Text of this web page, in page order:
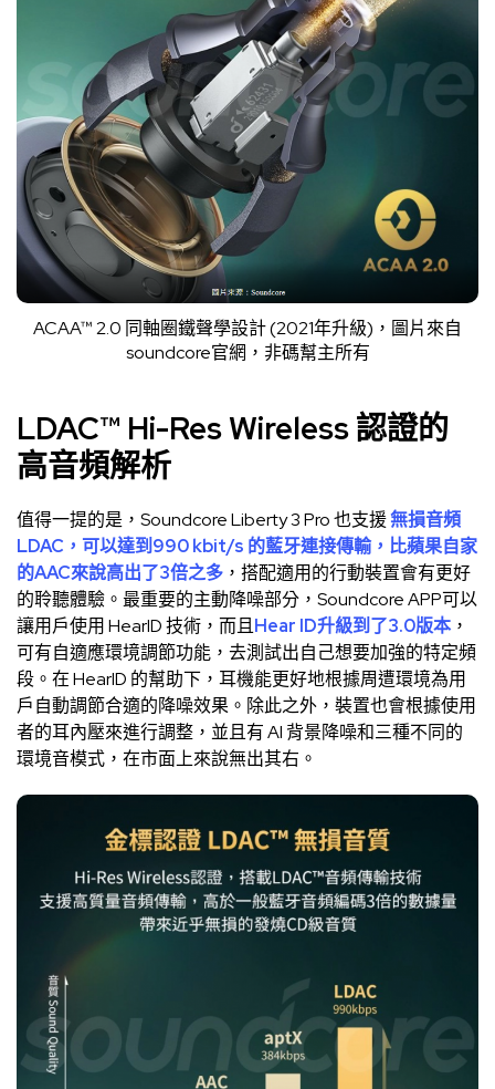
ACAA™ 2.0 同軸圈鐵聲學設計 (2021年升級)，圖片來自
soundcore官網 ，非碼幫主所有
LDAC™ Hi-Res Wireless 認證的
高音頻解析
值得一提的是，Soundcore Liberty 3 Pro 也支援無損音頻
LDAC，可以達到990 kbit/s 的藍牙連接傳輸，比蘋果自家
的AAC來說高出了3倍之多 ，搭配適用的行動裝置會有更好
的聆聽體驗。最重要的主動降噪部分，Soundcore APP可以
讓用戶使用 HearID 技術，而且Hear ID升級到了3.0版本 ，
可有自適應環境調節功能，去測試出自己想要加強的特定頻
段。在 HearID 的幫助下，耳機能更好地根據周遭環境為用
戶自動調節合適的降噪效果。除此之外，裝置也會根據使用
者的耳內壓來進行調整，並且有 AI 背景降噪和三種不同的
環境音模式，在市面上來說無出其右。